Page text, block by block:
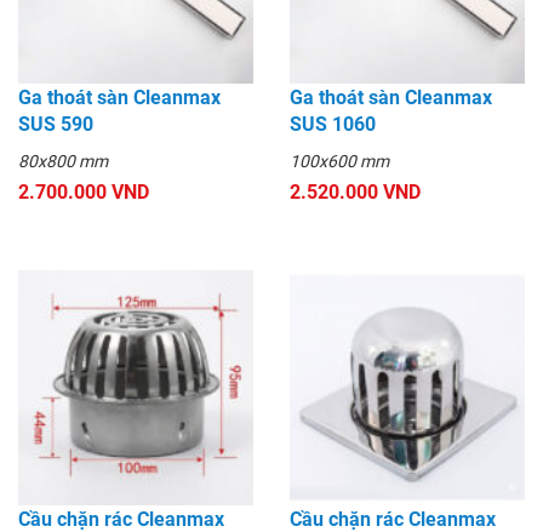
Ga thoát sàn Cleanmax
SUS 590
80x800 mm
2.700.000 VND
Ga thoát sàn Cleanmax
SUS 1060
100x600 mm
2.520.000 VND
Cầu chặn rác Cleanmax
Cầu chặn rác Cleanmax